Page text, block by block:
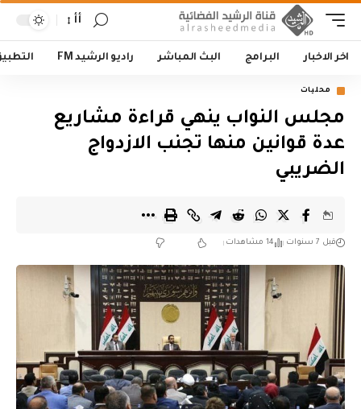
أأ
اخر الاخبار البرامج البث المباشر راديو الرشيد FM
محليات
مجلس النواب ينهي قراءة مشاريع
عدة قوانين منها تجنب الازدواج
الضريبي
قبل 7 سنوات 14 مشاهدات